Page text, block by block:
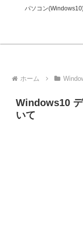
パソコン
ホーム
Windows10
いて